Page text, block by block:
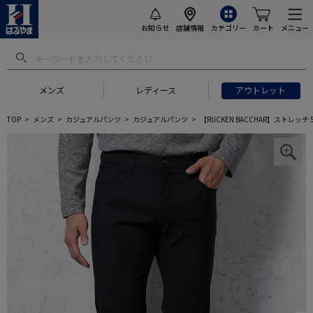
お知らせ 店舗情報 カテゴリー カート メニュー
メンズ レディース アウトレット
TOP メンズ カジュアルパンツ カジュアルパンツ 【RUCKEN BACCHAR】ストレッ